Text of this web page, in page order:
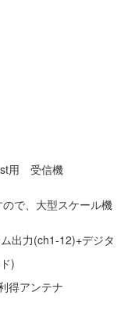
用 受信機
で、大型スケール機
出力(ch1-12)+デジタ
)
得アンテナ